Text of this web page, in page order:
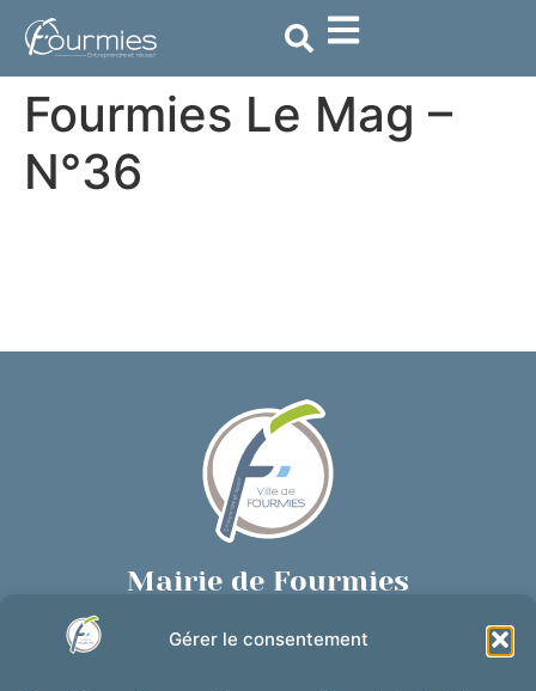
Gérer le consentement
principal
Fourmies Le Mag –
N°36
Mairie de Fourmies
03 27 59 69 79